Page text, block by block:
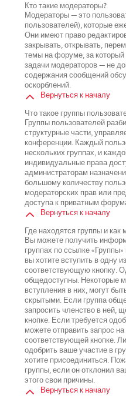
Кто такие модераторы?
Модераторы — это
пользователей), которые
Они имеют право
закрывать, открывать,
темы на форуме, за
задачи модераторов — не
содержания сообщений
оскорблений.
Вернуться к началу
Что такое группы
Группы пользователей
структурные части,
конференции. Каждый
нескольких группах, и
индивидуальные права
администраторам
большому количеству
модераторских прав или
доступа к приватным
Вернуться к началу
Где находятся группы и как
Вы можете получить
группах по ссылке
вы хотите вступить в одну
соответствующую кнопку.
общедоступны. Некоторые
вступления в них, могут
скрытыми. Если группа
запросить членство в ней,
кнопке. Если требуется
можете отправить запрос
соответствующей кнопке.
одобрить ваше участие в
хотите присоединиться.
группы, если он отклонил
этого свои причины.
Вернуться к началу